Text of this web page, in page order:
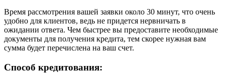
Время рассмотрения вашей заявки около 30 минут, что очень
удобно для клиентов, ведь не придется нервничать в
ожидании ответа. Чем быстрее вы предоставите необходимые
документы для получения кредита, тем скорее нужная вам
сумма будет перечислена на ваш счет.
Способ кредитования: